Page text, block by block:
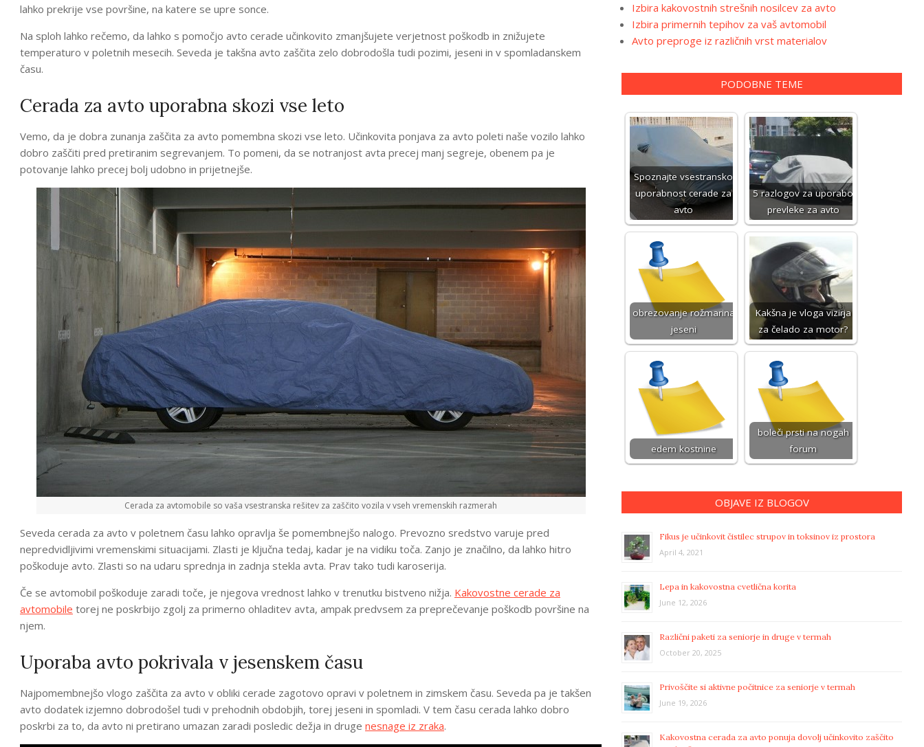
lahko prekrije vse površine, na katere se upre sonce.
Na sploh lahko rečemo, da lahko s pomočjo avto cerade učinkovito zmanjšujete verjetnost poškodb in znižujete
temperaturo v poletnih mesecih. Seveda je takšna avto zaščita zelo dobrodošla tudi pozimi, jeseni in v spomladanskem
času.
Cerada za avto uporabna skozi vse leto
Vemo, da je dobra zunanja zaščita za avto pomembna skozi vse leto. Učinkovita ponjava za avto poleti naše vozilo lahko
dobro zaščiti pred pretiranim segrevanjem. To pomeni, da se notranjost avta precej manj segreje, obenem pa je
potovanje lahko precej bolj udobno in prijetnejše.
Cerada za avtomobile so vaša vsestranska rešitev za zaščito vozila v vseh vremenskih razmerah
Seveda cerada za avto v poletnem času lahko opravlja še pomembnejšo nalogo. Prevozno sredstvo varuje pred
nepredvidljivimi vremenskimi situacijami. Zlasti je ključna tedaj, kadar je na vidiku toča. Zanjo je značilno, da lahko hitro
poškoduje avto. Zlasti so na udaru sprednja in zadnja stekla avta. Prav tako tudi karoserija.
Če se avtomobil poškoduje zaradi toče, je njegova vrednost lahko v trenutku bistveno nižja. Kakovostne cerade za
avtomobile torej ne poskrbijo zgolj za primerno ohladitev avta, ampak predvsem za preprečevanje poškodb površine na
njem.
Uporaba avto pokrivala v jesenskem času
Najpomembnejšo vlogo zaščita za avto v obliki cerade zagotovo opravi v poletnem in zimskem času. Seveda pa je takšen
avto dodatek izjemno dobrodošel tudi v prehodnih obdobjih, torej jeseni in spomladi. V tem času cerada lahko dobro
poskrbi za to, da avto ni pretirano umazan zaradi posledic dežja in druge nesnage iz zraka.
Izbira kakovostnih strešnih nosilcev za avto
Izbira primernih tepihov za vaš avtomobil
Avto preproge iz različnih vrst materialov
PODOBNE TEME
Spoznajte vsestransko
uporabnost cerade za
avto
5 razlogov za uporabo
prevleke za avto
obrezovanje rožmarina
jeseni
Kakšna je vloga vizirja
za čelado za motor?
edem kostnine
boleči prsti na nogah
forum
OBJAVE IZ BLOGOV
Fikus je učinkovit čistilec strupov in toksinov iz prostora
April 4, 2021
Lepa in kakovostna cvetlična korita
June 12, 2026
Različni paketi za seniorje in druge v termah
October 20, 2025
Privoščite si aktivne počitnice za seniorje v termah
June 19, 2026
Kakovostna cerada za avto ponuja dovolj učinkovito zaščito